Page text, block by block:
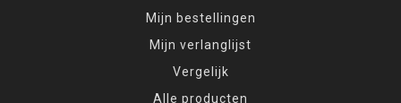
Mijn bestellingen
Mijn verlanglijst
Vergelijk
Alle producten